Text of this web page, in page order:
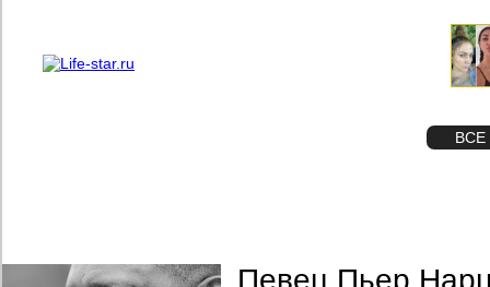
ВСЕ
Певец Пьер